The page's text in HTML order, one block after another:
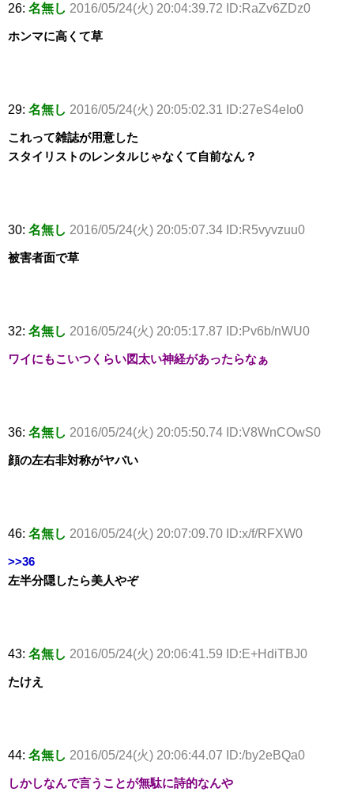
26: 名無し 2016/05/24(火) 20:04:39.72 ID:RaZv6ZDz0
ホンマに高くて草
29: 名無し 2016/05/24(火) 20:05:02.31 ID:27eS4eIo0
これって雑誌が用意した
スタイリストのレンタルじゃなくて自前なん？
30: 名無し 2016/05/24(火) 20:05:07.34 ID:R5vyvzuu0
被害者面で草
32: 名無し 2016/05/24(火) 20:05:17.87 ID:Pv6b/nWU0
ワイにもこいつくらい図太い神経があったらなぁ
36: 名無し 2016/05/24(火) 20:05:50.74 ID:V8WnCOwS0
顔の左右非対称がヤバい
46: 名無し 2016/05/24(火) 20:07:09.70 ID:x/f/RFXW0
>>36
左半分隠したら美人やぞ
43: 名無し 2016/05/24(火) 20:06:41.59 ID:E+HdiTBJ0
たけえ
44: 名無し 2016/05/24(火) 20:06:44.07 ID:/by2eBQa0
しかしなんで言うことが無駄に詩的なんや